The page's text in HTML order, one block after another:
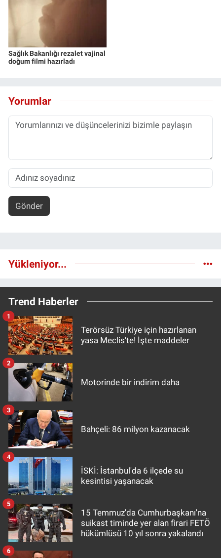
Sağlık Bakanlığı rezalet vajinal
doğum filmi hazırladı
Yorumlar
Gönder
Yükleniyor...
Trend Haberler
Terörsüz Türkiye için hazırlanan
yasa Meclis'te! İşte maddeler
1
Motorinde bir indirim daha
2
Bahçeli: 86 milyon kazanacak
3
İSKİ: İstanbul'da 6 ilçede su
kesintisi yaşanacak
4
15 Temmuz'da Cumhurbaşkanı'na
suikast timinde yer alan firari FETÖ
hükümlüsü 10 yıl sonra yakalandı
5
6